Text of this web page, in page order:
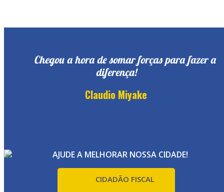
Chegou a hora de somar forças para fazer a
diferença!
Claudio Miyake
AJUDE A MELHORAR NOSSA CIDADE!
CIDADÃO FISCAL